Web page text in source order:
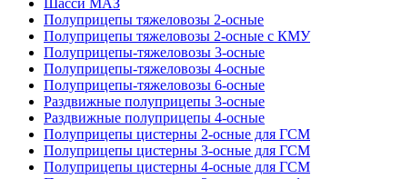
Шасси МАЗ
Полуприцепы тяжеловозы 2-осные
Полуприцепы тяжеловозы 2-осные с КМУ
Полуприцепы-тяжеловозы 3-осные
Полуприцепы-тяжеловозы 4-осные
Полуприцепы-тяжеловозы 6-осные
Раздвижные полуприцепы 3-осные
Раздвижные полуприцепы 4-осные
Полуприцепы цистерны 2-осные для ГСМ
Полуприцепы цистерны 3-осные для ГСМ
Полуприцепы цистерны 4-осные для ГСМ